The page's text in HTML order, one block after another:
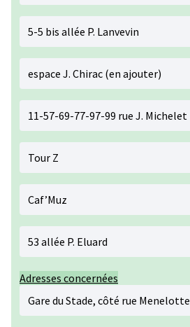
5-5 bis allée P. Lanvevin
espace J. Chirac (en ajouter)
11-57-69-77-97-99 rue J. Michelet
Tour Z
Caf’Muz
53 allée P. Eluard
Adresses concernées
Gare du Stade, côté rue Menelotte